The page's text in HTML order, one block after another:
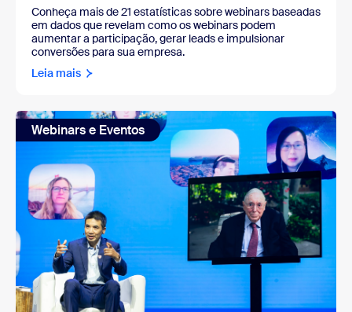
Conheça mais de 21 estatísticas sobre webinars baseadas
em dados que revelam como os webinars podem
aumentar a participação, gerar leads e impulsionar
conversões para sua empresa.
Leia mais
Webinars e Eventos